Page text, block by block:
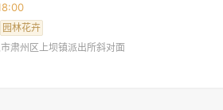
园林花卉
肃州区上坝镇派出所斜对面